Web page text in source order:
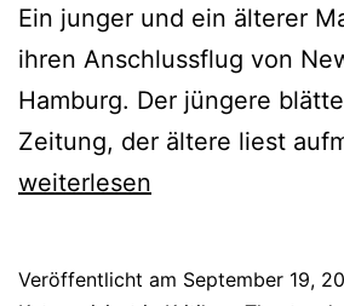
Ein junger und ein älterer
ihren Anschlussflug von
Hamburg. Der jüngere
Zeitung, der ältere liest
weiterlesen
Veröffentlicht am September 19,